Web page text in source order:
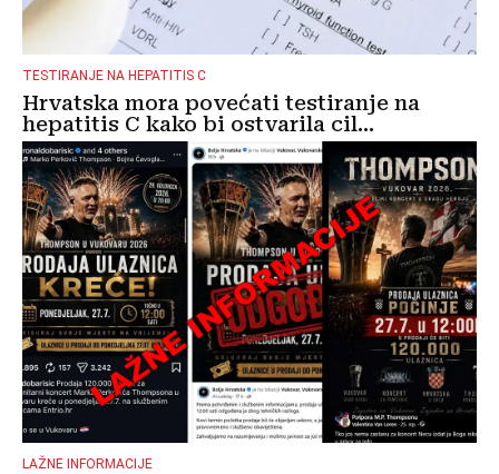
TESTIRANJE NA HEPATITIS C
Hrvatska mora povećati testiranje na
hepatitis C kako bi ostvarila cil...
LAŽNE INFORMACIJE